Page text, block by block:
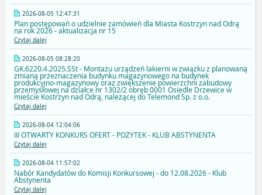
2026-08-05 12:47:31
Plan postępowań o udzielnie zamówień dla Miasta Kostrzyn nad Odrą
na rok 2026 - aktualizacja nr 15
Czytaj dalej
2026-08-05 08:28:20
GK.6220.4.2025.SSt - Montażu urządzeń lakierni w związku z planowaną
zmianą przeznaczenia budynku magazynowego na budynek
produkcyjno-magazynowy oraz zwiększenie powierzchni zabudowy
przemysłowej na działce nr 1302/2 obręb 0001 Osiedle Drzewice w
mieście Kostrzyn nad Odrą, należącej do Telemond Sp. z o.o.
Czytaj dalej
2026-08-04 12:04:06
III OTWARTY KONKURS OFERT - POŻYTEK - KLUB ABSTYNENTA
Czytaj dalej
2026-08-04 11:57:02
Nabór Kandydatów do Komisji Konkursowej - do 12.08.2026 - Klub
Abstynenta
Czytaj dalej